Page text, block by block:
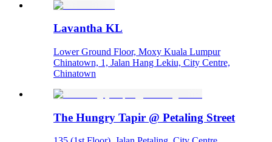
Lavantha KL
Lower Ground Floor, Moxy Kuala Lumpur
Chinatown, 1, Jalan Hang Lekiu, City Centre,
Chinatown
The Hungry Tapir @ Petaling Street